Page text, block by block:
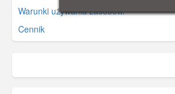
Warunki używania zasobów.
Cennik